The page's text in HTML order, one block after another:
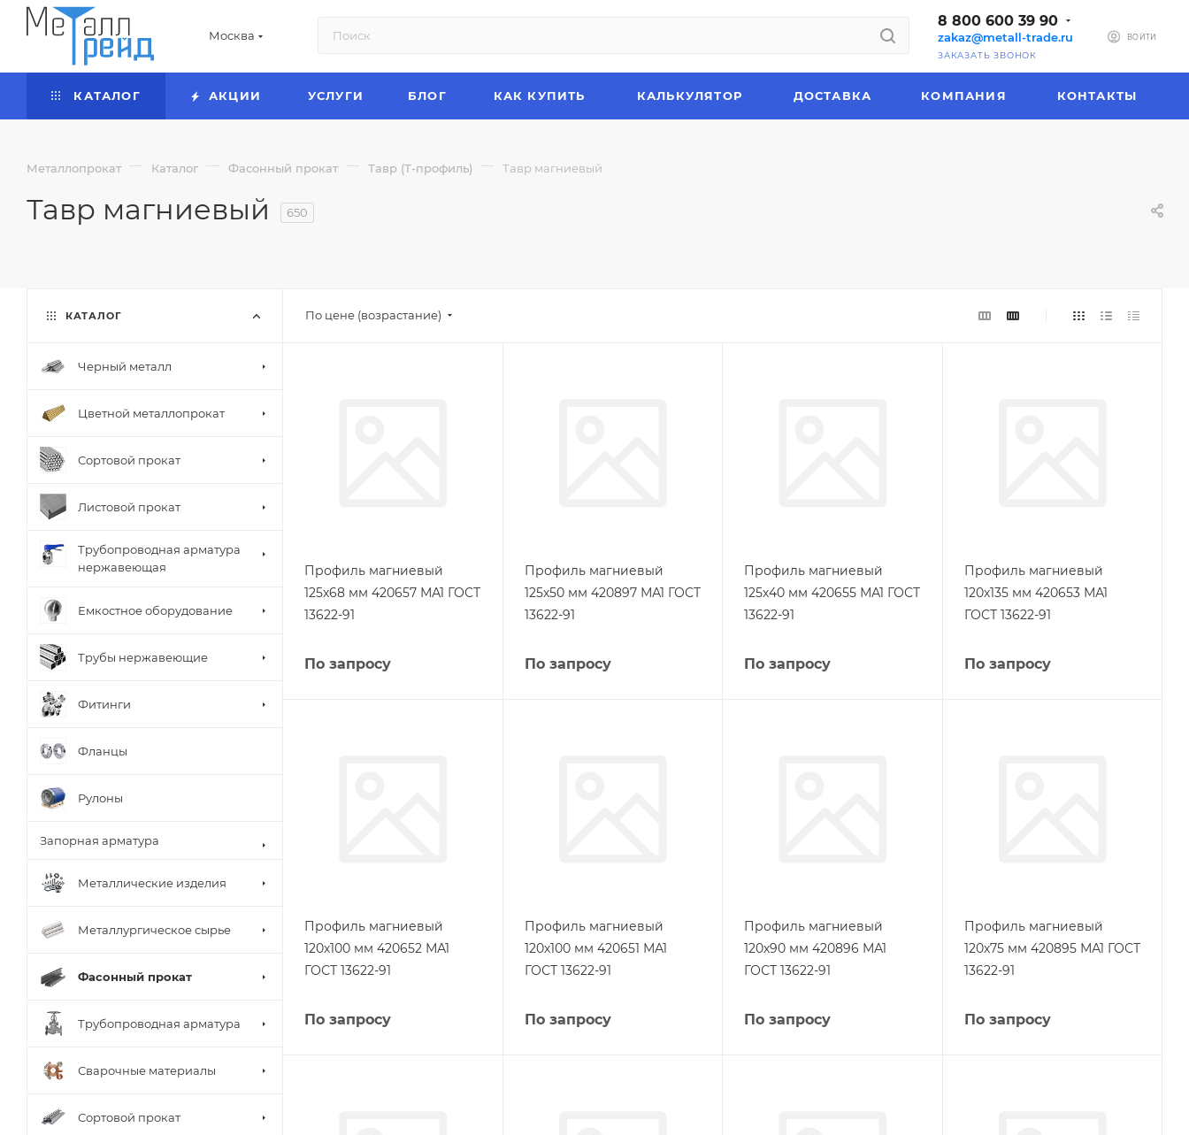
Москва
8 800 600 39 90
zakaz@metall-trade.ru
ЗАКАЗАТЬ ЗВОНОК
ВОЙТИ
КАТАЛОГ АКЦИИ УСЛУГИ БЛОГ КАК КУПИТЬ КАЛЬКУЛЯТОР ДОСТАВКА КОМПАНИЯ КОНТАКТЫ
Металлопрокат — Каталог — Фасонный прокат — Тавр (Т-профиль) — Тавр магниевый
Тавр магниевый 650
По цене (возрастание)
Профиль магниевый
125х68 мм 420657 МА1 ГОСТ
13622-91
По запросу
Профиль магниевый
125х50 мм 420897 МА1 ГОСТ
13622-91
По запросу
Профиль магниевый
125х40 мм 420655 МА1 ГОСТ
13622-91
По запросу
Профиль магниевый
120х135 мм 420653 МА1
ГОСТ 13622-91
По запросу
Профиль магниевый
120х100 мм 420652 МА1
ГОСТ 13622-91
По запросу
Профиль магниевый
120х100 мм 420651 МА1
ГОСТ 13622-91
По запросу
Профиль магниевый
120х90 мм 420896 МА1
ГОСТ 13622-91
По запросу
Профиль магниевый
120х75 мм 420895 МА1 ГОСТ
13622-91
По запросу
КАТАЛОГ
Черный металл
Цветной металлопрокат
Сортовой прокат
Листовой прокат
Трубопроводная арматура
нержавеющая
Емкостное оборудование
Трубы нержавеющие
Фитинги
Фланцы
Рулоны
Запорная арматура
Металлические изделия
Металлургическое сырье
Фасонный прокат
Трубопроводная арматура
Сварочные материалы
Сортовой прокат